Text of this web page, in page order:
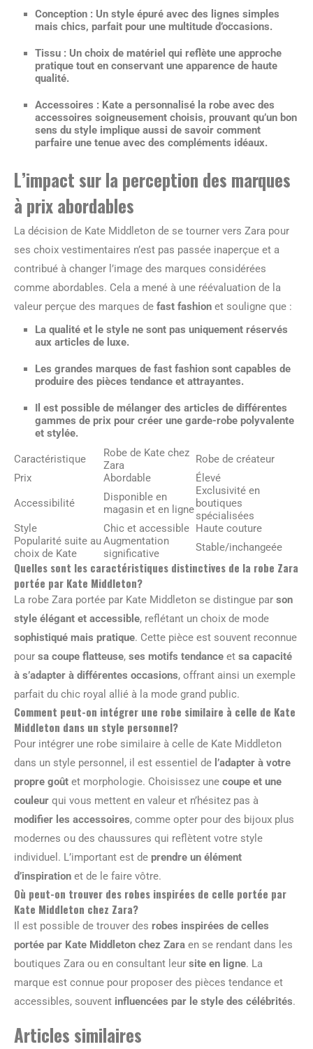
Conception : Un style épuré avec des lignes simples
mais chics, parfait pour une multitude d’occasions.
Tissu : Un choix de matériel qui reflète une approche
pratique tout en conservant une apparence de haute
qualité.
Accessoires : Kate a personnalisé la robe avec des
accessoires soigneusement choisis, prouvant qu’un bon
sens du style implique aussi de savoir comment
parfaire une tenue avec des compléments idéaux.
L’impact sur la perception des marques
à prix abordables
La décision de Kate Middleton de se tourner vers Zara pour
ses choix vestimentaires n’est pas passée inaperçue et a
contribué à changer l’image des marques considérées
comme abordables. Cela a mené à une réévaluation de la
valeur perçue des marques de fast fashion et souligne que :
La qualité et le style ne sont pas uniquement réservés
aux articles de luxe.
Les grandes marques de fast fashion sont capables de
produire des pièces tendance et attrayantes.
Il est possible de mélanger des articles de différentes
gammes de prix pour créer une garde-robe polyvalente
et stylée.
Caractéristique
Robe de Kate chez
Zara
Robe de créateur
Prix
Abordable
Élevé
Accessibilité
Disponible en
magasin et en ligne
Exclusivité en
boutiques
spécialisées
Style
Chic et accessible Haute couture
Popularité suite au
choix de Kate
Augmentation
significative
Stable/inchangeée
Quelles sont les caractéristiques distinctives de la robe Zara
portée par Kate Middleton?
La robe Zara portée par Kate Middleton se distingue par son
style élégant et accessible, reflétant un choix de mode
sophistiqué mais pratique. Cette pièce est souvent reconnue
pour sa coupe flatteuse, ses motifs tendance et sa capacité
à s’adapter à différentes occasions, offrant ainsi un exemple
parfait du chic royal allié à la mode grand public.
Comment peut-on intégrer une robe similaire à celle de Kate
Middleton dans un style personnel?
Pour intégrer une robe similaire à celle de Kate Middleton
dans un style personnel, il est essentiel de l’adapter à votre
propre goût et morphologie. Choisissez une coupe et une
couleur qui vous mettent en valeur et n’hésitez pas à
modifier les accessoires, comme opter pour des bijoux plus
modernes ou des chaussures qui reflètent votre style
individuel. L’important est de prendre un élément
d’inspiration et de le faire vôtre.
Où peut-on trouver des robes inspirées de celle portée par
Kate Middleton chez Zara?
Il est possible de trouver des robes inspirées de celles
portée par Kate Middleton chez Zara en se rendant dans les
boutiques Zara ou en consultant leur site en ligne. La
marque est connue pour proposer des pièces tendance et
accessibles, souvent influencées par le style des célébrités.
Articles similaires